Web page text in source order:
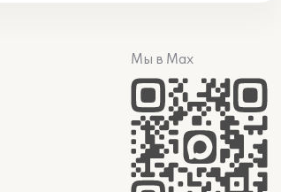
Мы в Max